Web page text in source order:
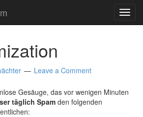
Leave a Comment
Gesäuge, das vor wenigen Minuten
täglich Spam den folgenden